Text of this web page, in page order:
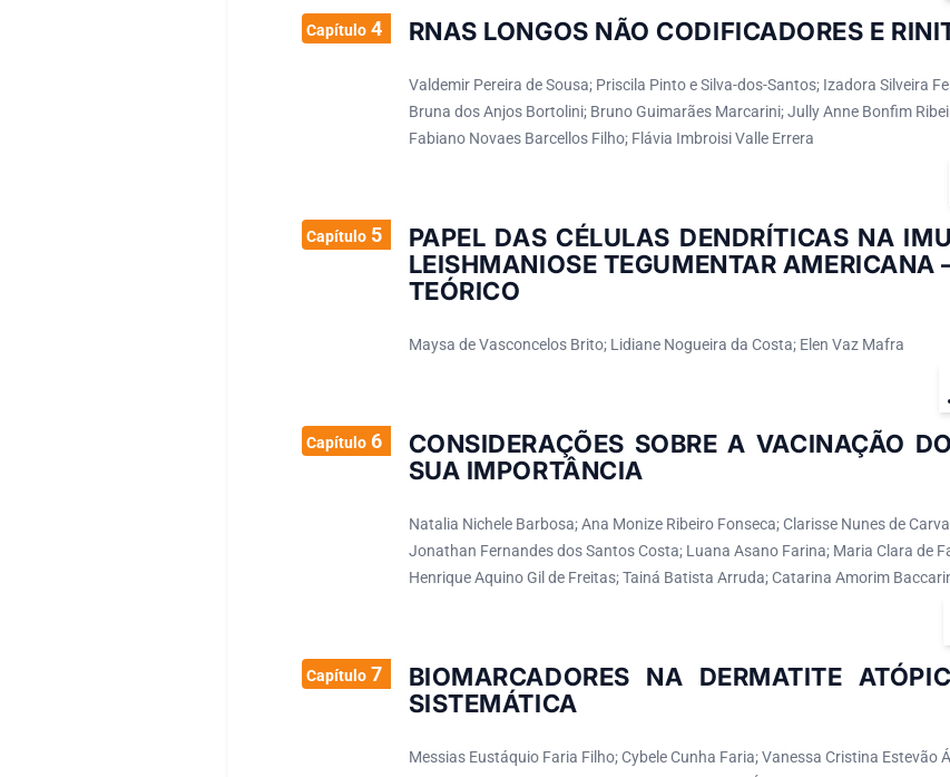
Capítulo4 RNAS LONGOS NÃO CODIFICADORES E
Valdemir Pereira de Sousa; Priscila Pinto e Silva-dos-Santos; Izadora Silveira
Bruna dos Anjos Bortolini; Bruno Guimarães Marcarini; Jully Anne Bonfim
Fabiano Novaes Barcellos Filho; Flávia Imbroisi Valle Errera
Capítulo5
PAPEL DAS CÉLULAS DENDRÍTICAS NA
LEISHMANIOSE TEGUMENTAR AMERICANA
TEÓRICO
Maysa de Vasconcelos Brito; Lidiane Nogueira da Costa; Elen Vaz Mafra
Capítulo6
CONSIDERAÇÕES SOBRE A VACINAÇÃO
SUA IMPORTÂNCIA
Natalia Nichele Barbosa; Ana Monize Ribeiro Fonseca; Clarisse Nunes de
Jonathan Fernandes dos Santos Costa; Luana Asano Farina; Maria Clara de
Henrique Aquino Gil de Freitas; Tainá Batista Arruda; Catarina Amorim
Capítulo7
BIOMARCADORES NA DERMATITE
SISTEMÁTICA
Messias Eustáquio Faria Filho; Cybele Cunha Faria; Vanessa Cristina Estevão